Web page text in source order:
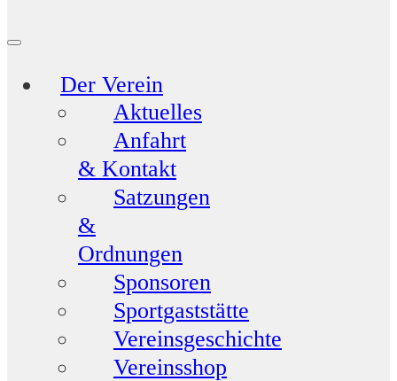
Der Verein
Aktuelles
Anfahrt
& Kontakt
Satzungen
&
Ordnungen
Sponsoren
Sportgaststätte
Vereinsgeschichte
Vereinsshop